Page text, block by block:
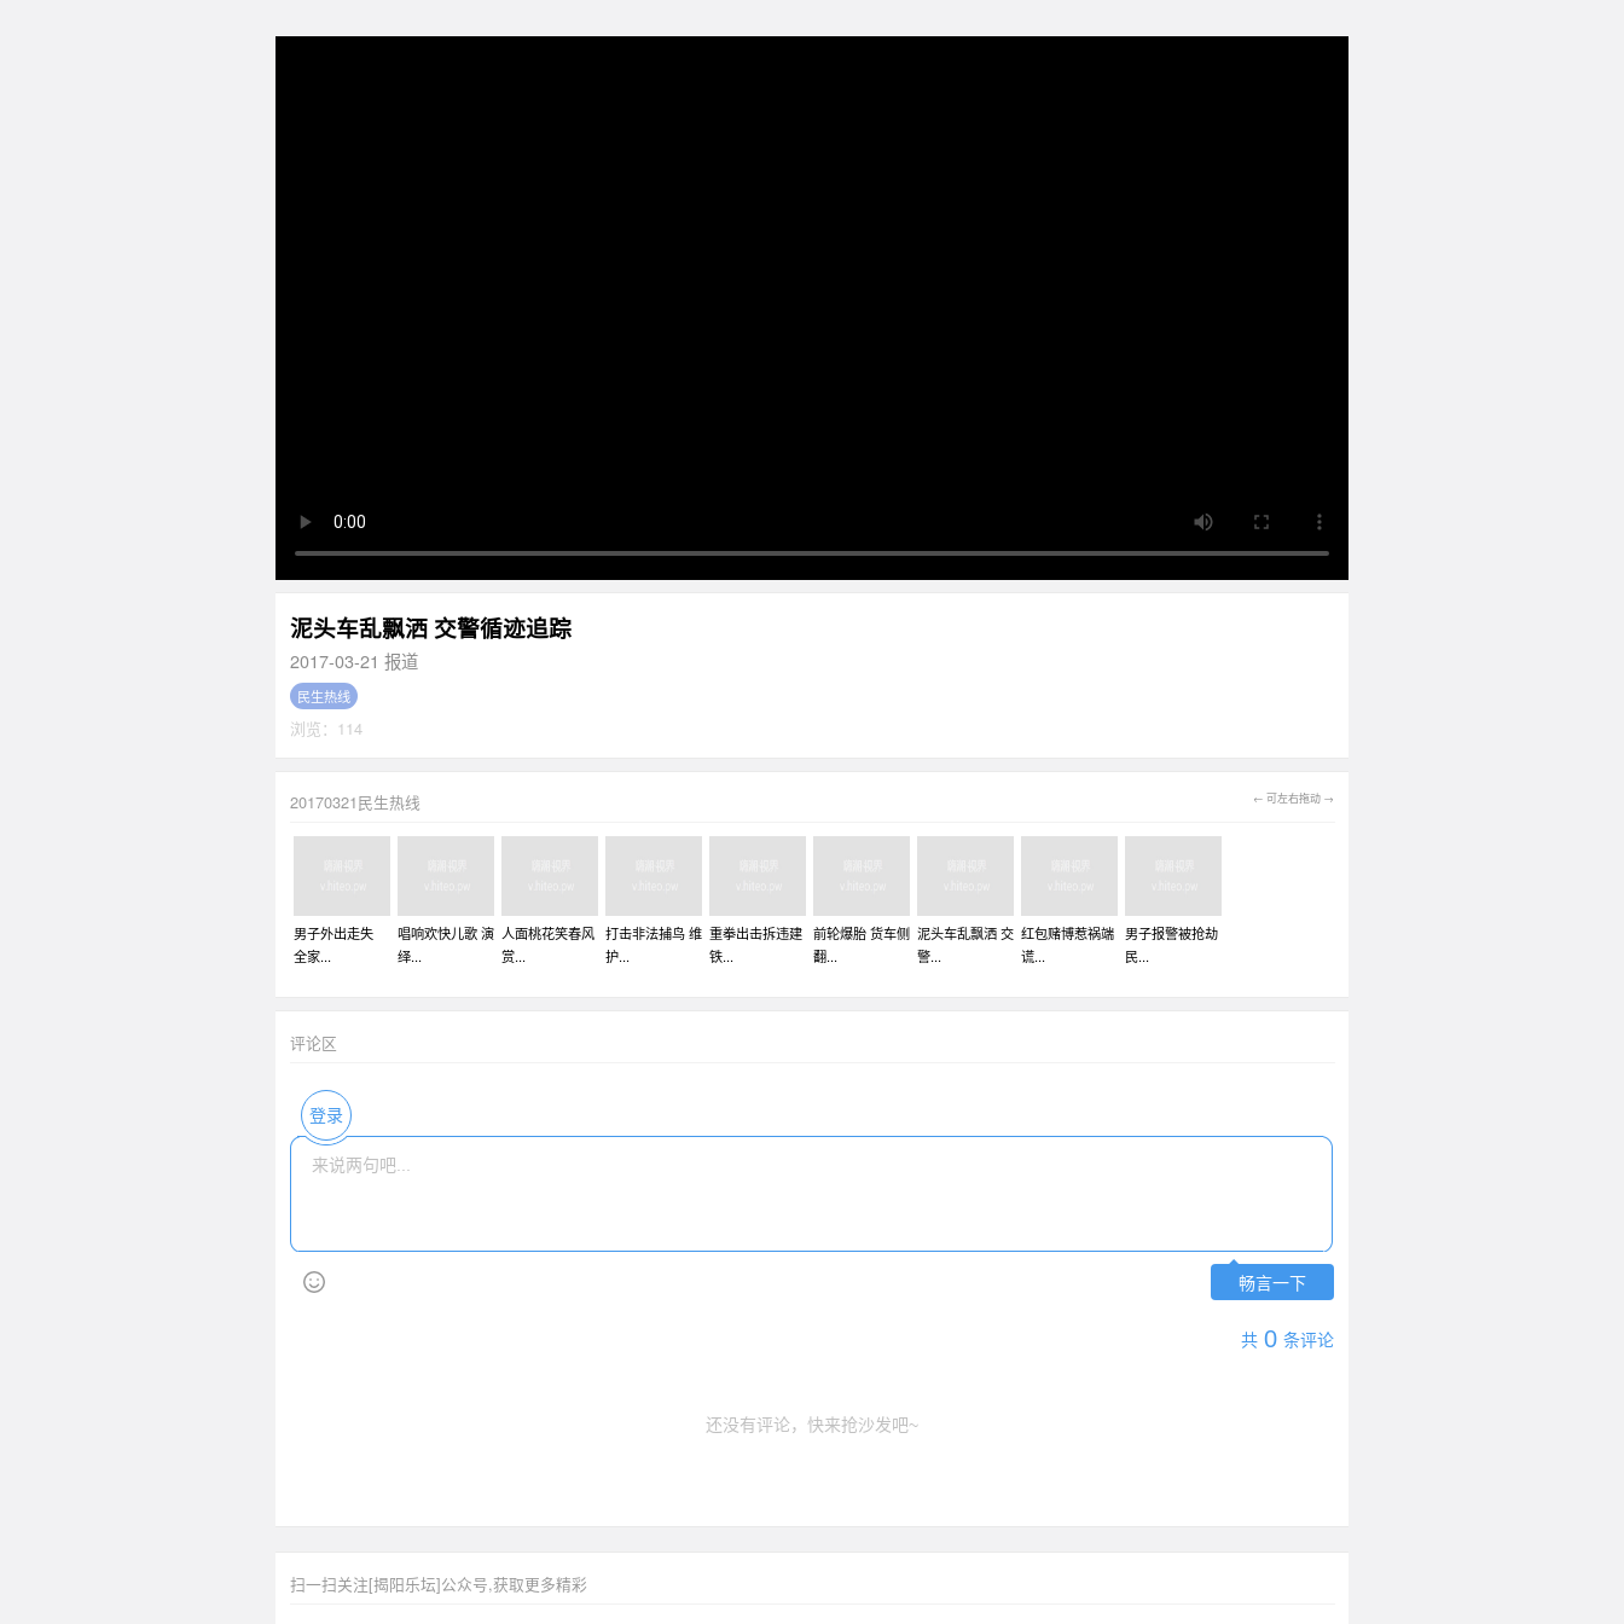
泥头车乱飘洒 交警循迹追踪
2017-03-21 报道
民生热线
浏览：114
20170321民生热线 ← 可左右拖动 →
男子外出走失
全家...
唱响欢快儿歌 演
绎...
人面桃花笑春风
赏...
打击非法捕鸟 维
护...
重拳出击拆违建
铁...
前轮爆胎 货车侧
翻...
泥头车乱飘洒 交
警...
红包赌博惹祸端
谎...
男子报警被抢劫
民...
评论区
登录
畅言一下
共 0 条评论
还没有评论，快来抢沙发吧~
扫一扫关注[揭阳乐坛]公众号,获取更多精彩